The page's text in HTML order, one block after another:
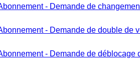
- Demande de
- Demande de double de
- Demande de déblocage